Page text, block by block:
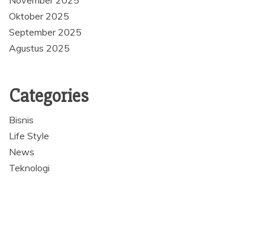
Oktober 2025
September 2025
Agustus 2025
Categories
Bisnis
Life Style
News
Teknologi